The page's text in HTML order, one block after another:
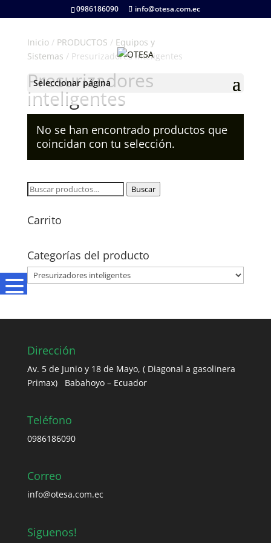
0986186090 info@otesa.com.ec
Seleccionar página
Inicio/ PRODUCTOS / Equipos y
Sistemas / Presurizadores inteligentes
Presurizadores
inteligentes
No se han encontrado productos que
coincidan con tu selección.
Buscar
Buscar
Carrito
Categorías del producto
Dirección
Av. 5 de Junio y 18 de Mayo, ( Diagonal a gasolinera
Primax) Babahoyo – Ecuador
Teléfono
0986186090
Correo
info@otesa.com.ec
Siguenos!